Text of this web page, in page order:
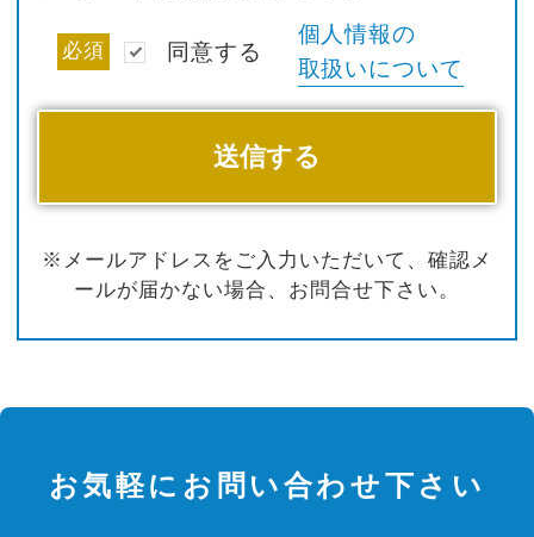
必須 同意する
個人情報の
取扱いについて
※メールアドレスをご入力いただいて、確認メ
ールが届かない場合、お問合せ下さい。
お気軽にお問い合わせ下さい